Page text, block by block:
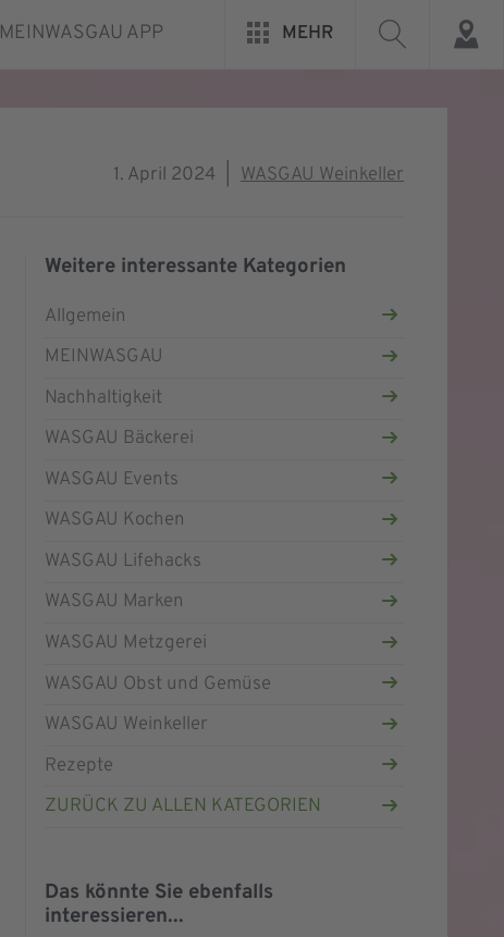
MEINWASGAU APP MEHR
1. April 2024 WASGAU Weinkeller
Weitere interessante Kategorien
Allgemein
MEINWASGAU
Nachhaltigkeit
WASGAU Bäckerei
WASGAU Events
WASGAU Kochen
WASGAU Lifehacks
WASGAU Marken
WASGAU Metzgerei
WASGAU Obst und Gemüse
WASGAU Weinkeller
Rezepte
ZURÜCK ZU ALLEN KATEGORIEN
Das könnte Sie ebenfalls
interessieren...